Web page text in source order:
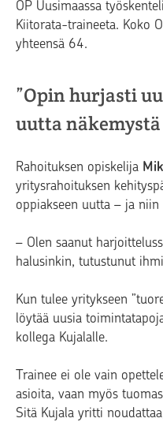
OP Uusimaassa
Kiitorata-traineeta. Koko
yhteensä 64.
”Opin hurjasti
uutta
Rahoituksen opiskelija
yritysrahoituksen
oppiakseen uutta – ja
– Olen saanut
halusinkin, tutustunut
Kun tulee yritykseen
löytää uusia
kollega Kujalalle.
Trainee ei ole vain
asioita, vaan myös
Sitä Kujala yritti